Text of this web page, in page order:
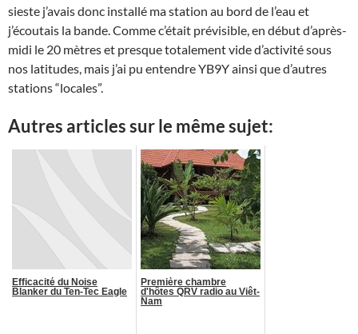
sieste j’avais donc installé ma station au bord de l’eau et
j’écoutais la bande. Comme c’était prévisible, en début d’après-
midi le 20 mètres et presque totalement vide d’activité sous
nos latitudes, mais j’ai pu entendre YB9Y ainsi que d’autres
stations “locales”.
Autres articles sur le même sujet:
Efficacité du Noise
Blanker du Ten-Tec Eagle
Première chambre
d'hôtes QRV radio au Viêt-
Nam